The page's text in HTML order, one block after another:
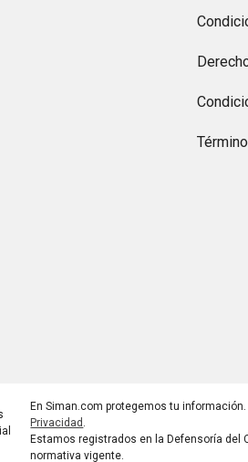
En Siman.com protegemos tu
Privacidad .
Estamos registrados en la Defensoría del
normativa vigente.